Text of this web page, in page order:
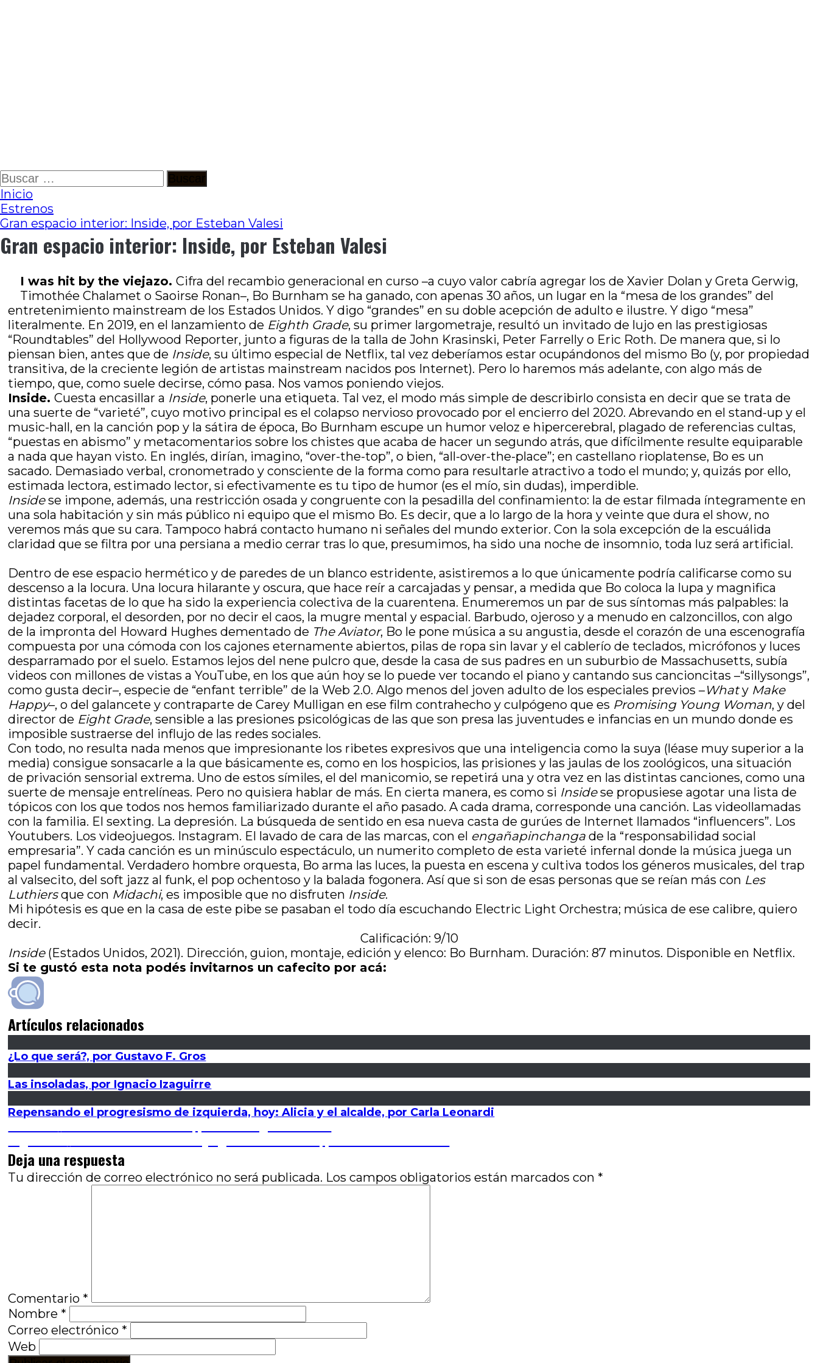
Ir
al
contenido
Buscar:
Inicio
Estrenos
Gran espacio interior: Inside, por Esteban Valesi
Gran espacio interior: Inside, por Esteban Valesi
I was hit by the viejazo.Cifra del recambio generacional en curso –a cuyo valor cabría agregar los de Xavier Dolan y Greta Gerwig,
Timothée Chalamet o Saoirse Ronan–, Bo Burnham se ha ganado, con apenas 30 años, un lugar en la “mesa de los grandes” del
entretenimiento mainstream de los Estados Unidos. Y digo “grandes” en su doble acepción de adulto e ilustre. Y digo “mesa”
literalmente. En 2019, en el lanzamiento de Eighth Grade, su primer largometraje, resultó un invitado de lujo en las prestigiosas
“Roundtables” del Hollywood Reporter, junto a figuras de la talla de John Krasinski, Peter Farrelly o Eric Roth. De manera que, si lo
piensan bien, antes que de Inside, su último especial de Netflix, tal vez deberíamos estar ocupándonos del mismo Bo (y, por propiedad
transitiva, de la creciente legión de artistas mainstream nacidos pos Internet). Pero lo haremos más adelante, con algo más de
tiempo, que, como suele decirse, cómo pasa. Nos vamos poniendo viejos.
Inside.Cuesta encasillar a Inside, ponerle una etiqueta. Tal vez, el modo más simple de describirlo consista en decir que se trata de
una suerte de “varieté”, cuyo motivo principal es el colapso nervioso provocado por el encierro del 2020. Abrevando en el stand-up y el
music-hall, en la canción pop y la sátira de época, Bo Burnham escupe un humor veloz e hipercerebral, plagado de referencias cultas,
“puestas en abismo” y metacomentarios sobre los chistes que acaba de hacer un segundo atrás, que difícilmente resulte equiparable
a nada que hayan visto. En inglés, dirían, imagino, “over-the-top”, o bien, “all-over-the-place”; en castellano rioplatense, Bo es un
sacado. Demasiado verbal, cronometrado y consciente de la forma como para resultarle atractivo a todo el mundo; y, quizás por ello,
estimada lectora, estimado lector, si efectivamente es tu tipo de humor (es el mío, sin dudas), imperdible.
Insidese impone, además, una restricción osada y congruente con la pesadilla del confinamiento: la de estar filmada íntegramente en
una sola habitación y sin más público ni equipo que el mismo Bo. Es decir, que a lo largo de la hora y veinte que dura el show, no
veremos más que su cara. Tampoco habrá contacto humano ni señales del mundo exterior. Con la sola excepción de la escuálida
claridad que se filtra por una persiana a medio cerrar tras lo que, presumimos, ha sido una noche de insomnio, toda luz será artificial.
Dentro de ese espacio hermético y de paredes de un blanco estridente, asistiremos a lo que únicamente podría calificarse como su
descenso a la locura. Una locura hilarante y oscura, que hace reír a carcajadas y pensar, a medida que Bo coloca la lupa y magnifica
distintas facetas de lo que ha sido la experiencia colectiva de la cuarentena. Enumeremos un par de sus síntomas más palpables: la
dejadez corporal, el desorden, por no decir el caos, la mugre mental y espacial. Barbudo, ojeroso y a menudo en calzoncillos, con algo
de la impronta del Howard Hughes dementado de The Aviator, Bo le pone música a su angustia, desde el corazón de una escenografía
compuesta por una cómoda con los cajones eternamente abiertos, pilas de ropa sin lavar y el cablerío de teclados, micrófonos y luces
desparramado por el suelo. Estamos lejos del nene pulcro que, desde la casa de sus padres en un suburbio de Massachusetts, subía
videos con millones de vistas a YouTube, en los que aún hoy se lo puede ver tocando el piano y cantando sus cancioncitas –“sillysongs”,
como gusta decir–, especie de “enfant terrible” de la Web 2.0. Algo menos del joven adulto de los especiales previos –Whaty Make
Happy–, o del galancete y contraparte de Carey Mulligan en ese film contrahecho y culpógeno que es Promising Young Woman, y del
director de Eight Grade, sensible a las presiones psicológicas de las que son presa las juventudes e infancias en un mundo donde es
imposible sustraerse del influjo de las redes sociales.
Con todo, no resulta nada menos que impresionante los ribetes expresivos que una inteligencia como la suya (léase muy superior a la
media) consigue sonsacarle a la que básicamente es, como en los hospicios, las prisiones y las jaulas de los zoológicos, una situación
de privación sensorial extrema. Uno de estos símiles, el del manicomio, se repetirá una y otra vez en las distintas canciones, como una
suerte de mensaje entrelíneas. Pero no quisiera hablar de más. En cierta manera, es como si Insidese propusiese agotar una lista de
tópicos con los que todos nos hemos familiarizado durante el año pasado. A cada drama, corresponde una canción. Las videollamadas
con la familia. El sexting. La depresión. La búsqueda de sentido en esa nueva casta de gurúes de Internet llamados “influencers”. Los
Youtubers. Los videojuegos. Instagram. El lavado de cara de las marcas, con el engañapinchanga de la “responsabilidad social
empresaria”. Y cada canción es un minúsculo espectáculo, un numerito completo de esta varieté infernal donde la música juega un
papel fundamental. Verdadero hombre orquesta, Bo arma las luces, la puesta en escena y cultiva todos los géneros musicales, del trap
al valsecito, del soft jazz al funk, el pop ochentoso y la balada fogonera. Así que si son de esas personas que se reían más con Les
Luthiersque con Midachi, es imposible que no disfruten Inside.
Mi hipótesis es que en la casa de este pibe se pasaban el todo día escuchando Electric Light Orchestra; música de ese calibre, quiero
decir.
Calificación: 9/10
Inside(Estados Unidos, 2021). Dirección, guion, montaje, edición y elenco: Bo Burnham. Duración: 87 minutos. Disponible en Netflix.
Si te gustó esta nota podés invitarnos un cafecito por acá:
Artículos relacionados
¿Lo que será?, por Gustavo F. Gros
Las insoladas, por Ignacio Izaguirre
Repensando el progresismo de izquierda, hoy: Alicia y el alcalde, por Carla Leonardi
Navegación
de
entradas
siguiente:
Deja una respuesta
Tu dirección de correo electrónico no será publicada. Los campos obligatorios están marcados con *
Comentario *
Nombre *
Correo electrónico *
Web